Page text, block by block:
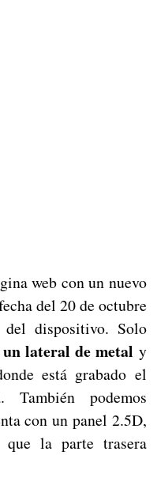
web con un nuevo
del 20 de octubre
dispositivo. Solo
lateral de metal y
está grabado el
podemos
con un panel 2.5D,
que la parte trasera